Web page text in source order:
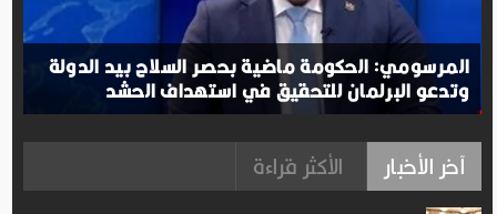
المرسومي: الحكومة ماضية بحصر السلاح بيد الدولة
وتدعو البرلمان للتحقيق في استهداف الحشد
آخر الأخبار الأكثر قراءة